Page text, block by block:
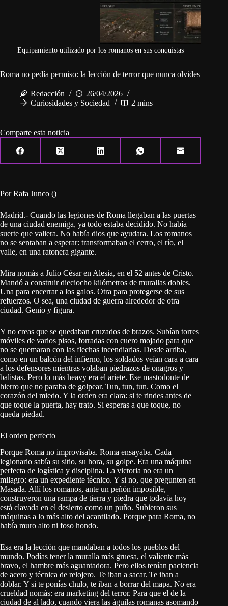
Equipamiento utilizado por los romanos en sus conquistas
Roma no pedía permiso: la lección de terror que nunca olvides
Redacción
26/04/2026
Curiosidades y Sociedad
2 mins
Comparte esta noticia
Por Rafa Junco ()
Madrid.- Cuando las legiones de Roma llegaban a las puertas
de una ciudad enemiga, ya todo estaba decidido. No había
suerte que valiera. No había dios que ayudara. Los romanos
no se sentaban a esperar: transformaban el cerro, el río, el
valle, en una ratonera gigante.
Mira nomás a Julio César en Alesia, en el 52 antes de Cristo.
Mandó a construir dieciocho kilómetros de murallas dobles.
Una para encerrar a los galos. Otra para protegerse de sus
refuerzos. O sea, una ciudad de guerra alrededor de otra
ciudad. Genio y figura.
Y no creas que se quedaban cruzados de brazos. Subían torres
móviles de varios pisos, forradas con cuero mojado para que
no se quemaran con las flechas incendiarias. Desde arriba,
como en un balcón del infierno, los soldados veían cara a cara
a los defensores mientras volaban piedrazos de onagros y
balistas. Pero lo más heavy era el ariete. Ese mastodonte de
hierro que no paraba de golpear. Tun, tun, tun. Como el
corazón del miedo. Y la orden era clara: si te rindes antes de
que toque la puerta, hay trato. Si esperas a que toque, no
queda piedad.
El orden perfecto
Porque Roma no improvisaba. Roma ensayaba. Cada
legionario sabía su sitio, su hora, su golpe. Era una máquina
perfecta de logística y disciplina. La victoria no era un
milagro: era un expediente técnico. Y si no, que pregunten en
Masada. Allí los romanos, ante un peñón imposible,
construyeron una rampa de tierra y piedra que todavía hoy
está clavada en el desierto como un puño. Subieron sus
máquinas a lo más alto del acantilado. Porque para Roma, no
había muro alto ni foso hondo.
Esa era la lección que mandaban a todos los pueblos del
mundo. Podías tener la muralla más gruesa, el valiente más
bravo, el hambre más aguantadora. Pero ellos tenían paciencia
de acero y técnica de relojero. Te iban a sacar. Te iban a
doblar. Y si te ponías chulo, te iban a borrar del mapa. No era
crueldad nomás: era marketing del terror. Para que el de la
ciudad de al lado, cuando viera las águilas romanas asomando